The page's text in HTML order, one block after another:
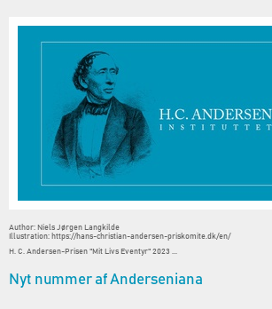
Author: Niels Jørgen Langkilde
Illustration: https://hans-christian-andersen-priskomite.dk/en/
H. C. Andersen-Prisen "Mit Livs Eventyr" 2023 ...
Nyt nummer af Anderseniana